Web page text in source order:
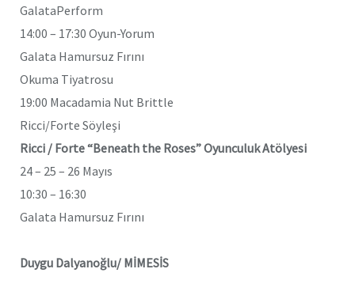
GalataPerform
14:00 – 17:30 Oyun-Yorum
Galata Hamursuz Fırını
Okuma Tiyatrosu
19:00 Macadamia Nut Brittle
Ricci/Forte Söyleşi
Ricci / Forte “Beneath the Roses” Oyunculuk Atölyesi
24 – 25 – 26 Mayıs
10:30 – 16:30
Galata Hamursuz Fırını
Duygu Dalyanoğlu/ MİMESİS